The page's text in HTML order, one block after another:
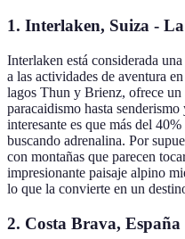
1. Interlaken, Suiza -
Interlaken está considerada
a las actividades de aventura
lagos Thun y Brienz, ofrece un
paracaidismo hasta
interesante es que más del
buscando adrenalina. Por
con montañas que parecen
impresionante paisaje alpino
lo que la convierte en un
2. Costa Brava,